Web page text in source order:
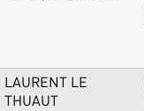
LAURENT LE
THUAUT